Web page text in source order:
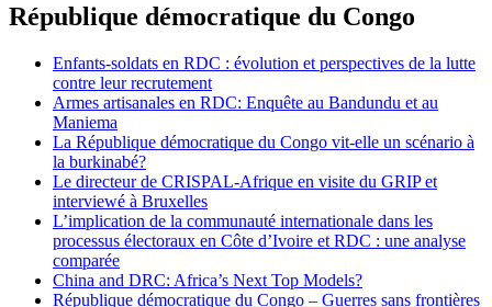
République démocratique du Congo
Enfants-soldats en RDC : évolution et perspectives de la lutte
contre leur recrutement
Armes artisanales en RDC: Enquête au Bandundu et au
Maniema
La République démocratique du Congo vit-elle un scénario à
la burkinabé?
Le directeur de CRISPAL-Afrique en visite du GRIP et
interviewé à Bruxelles
L’implication de la communauté internationale dans les
processus électoraux en Côte d’Ivoire et RDC : une analyse
comparée
China and DRC: Africa’s Next Top Models?
République démocratique du Congo – Guerres sans frontières